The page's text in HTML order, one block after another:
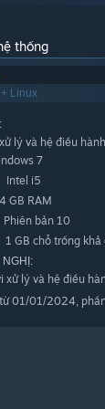
over
individual,
50 quests
yourself in the
your look from
secrets and
own levels
thống
Linux
lý và hệ điều
7
Intel i5
4 GB RAM
Phiên bản 10
1 GB chỗ trống khả
NGHỊ:
xử lý và hệ điều
01/01/2024,